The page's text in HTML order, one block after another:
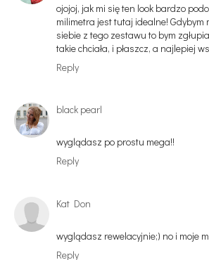
ojojoj, jak mi się ten look bardzo
milimetra jest tutaj idealne! Gdybym
siebie z tego zestawu to bym
takie chciała, i płaszcz, a najlepiej
Reply
black pearl
wyglądasz po prostu mega!!
Reply
Kat Don
wyglądasz rewelacyjnie;) no i moje
Reply